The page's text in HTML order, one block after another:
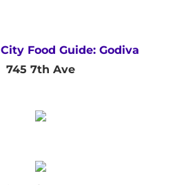
Food Guide: Godiva
745 7th Ave